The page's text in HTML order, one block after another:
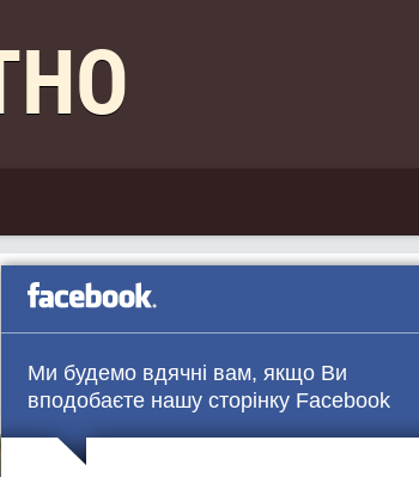
Ми будемо вдячні вам, якщо Ви
вподобаєте нашу сторінку Facebook
робити далі і чи потрібне